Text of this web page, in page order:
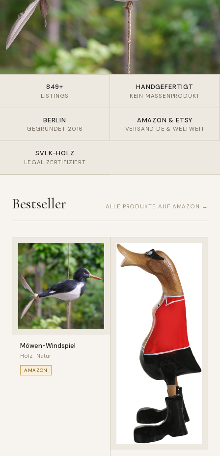
849+
LISTINGS
HANDGEFERTIGT
KEIN MASSENPRODUKT
BERLIN
GEGRÜNDET 2016
AMAZON & ETSY
VERSAND DE & WELTWEIT
SVLK-HOLZ
LEGAL ZERTIFIZIERT
Bestseller ALLE PRODUKTE AUF AMAZON →
Möwen-Windspiel
Holz · Natur
AMAZON